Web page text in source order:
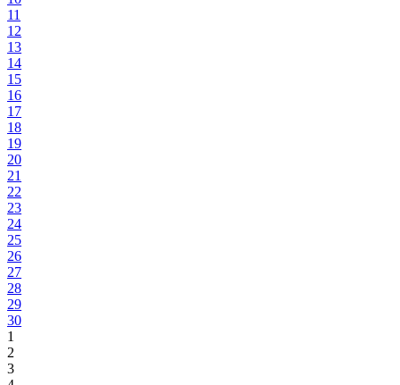
11
12
13
14
15
16
17
18
19
20
21
22
23
24
25
26
27
28
29
30
1
2
3